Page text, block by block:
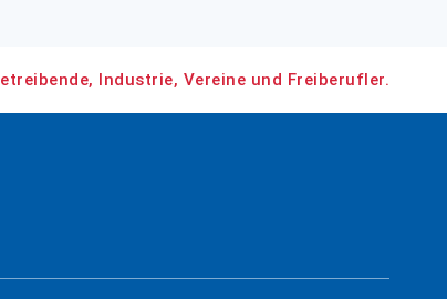
Industrie, Vereine und Freiberufler.